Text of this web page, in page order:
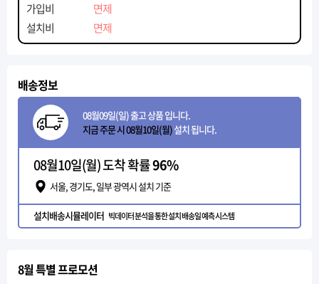
가입비
면제
설치비
면제
배송정보
08월09일(일) 출고 상품 입니다.
지금 주문 시 08월10일(월)설치 됩니다.
08월10일(월) 도착 확률96%
서울, 경기도, 일부 광역시 설치 기준
설치배송시뮬레이터 빅데이터 분석을 통한 설치 배송일 예측 시스템
8월 특별 프로모션